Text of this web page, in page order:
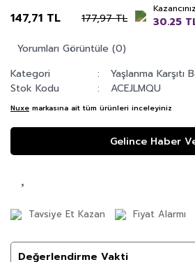
147,71 TL 177,97 TL
30.25
Yorumları Görüntüle (0)
Kategori
Yaşlanma Karşıtı
Stok Kodu
ACEJLMQU
Nuxe markasına ait tüm ürünleri inceleyiniz
Gelince Haber
Tavsiye Et Kazan Fiyat Alarmı
Değerlendirme Vakti